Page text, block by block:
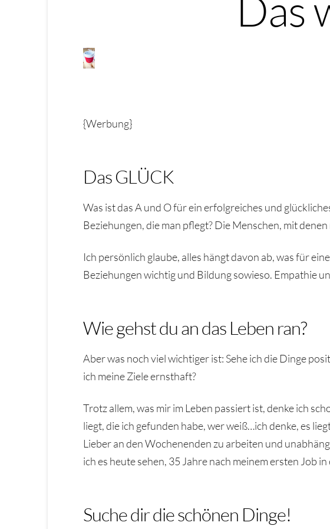
{Werbung}
Das GLÜCK
Was ist das A und O für ein erfolgreiches und
Beziehungen, die man pflegt? Die Menschen, mit
Ich persönlich glaube, alles hängt davon ab, was für
Beziehungen wichtig und Bildung sowieso. Empathie
Wie gehst du an das Leben ran?
Aber was noch viel wichtiger ist: Sehe ich die Dinge
ich meine Ziele ernsthaft?
Trotz allem, was mir im Leben passiert ist, denke ich
liegt, die ich gefunden habe, wer weiß…ich denke, es
Lieber an den Wochenenden zu arbeiten und
ich es heute sehen, 35 Jahre nach meinem ersten Job
Suche dir die schönen Dinge!